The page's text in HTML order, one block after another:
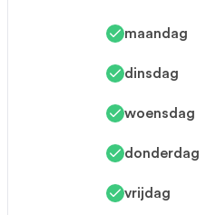
maandag
dinsdag
woensdag
donderdag
vrijdag